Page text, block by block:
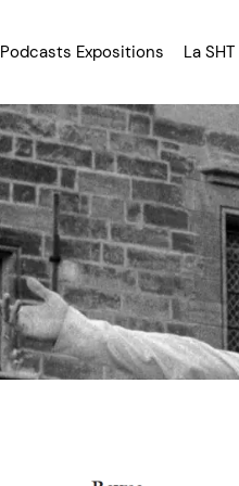
Podcasts Expositions La SHT